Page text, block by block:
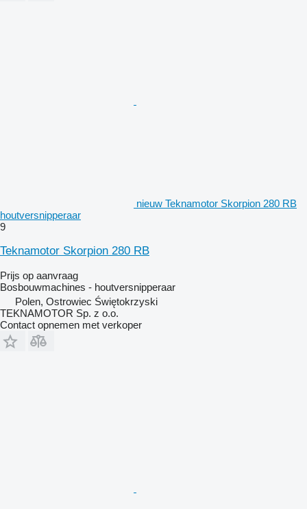
nieuw Teknamotor Skorpion 280 RB
houtversnipperaar
9
Teknamotor Skorpion 280 RB
Prijs op aanvraag
Bosbouwmachines - houtversnipperaar
Polen, Ostrowiec Świętokrzyski
TEKNAMOTOR Sp. z o.o.
Contact opnemen met verkoper